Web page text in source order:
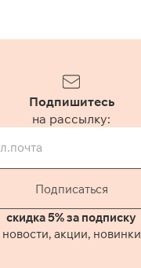
Подпишитесь
на рассылку:
Подписаться
скидка 5% за подписку
новости, акции, новинки